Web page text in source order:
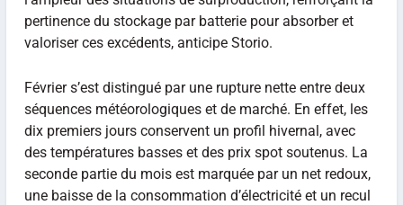
pertinence du stockage par batterie pour absorber et
valoriser ces excédents, anticipe Storio.
Février s’est distingué par une rupture nette entre deux
séquences météorologiques et de marché. En effet, les
dix premiers jours conservent un profil hivernal, avec
des températures basses et des prix spot soutenus. La
seconde partie du mois est marquée par un net redoux,
une baisse de la consommation d’électricité et un recul